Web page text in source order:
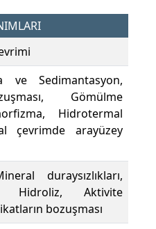
ve Sedimantasyon,
Gömülme
Hidrotermal
çevrimde arayüzey
duraysızlıkları,
Hidroliz, Aktivite
bozuşması